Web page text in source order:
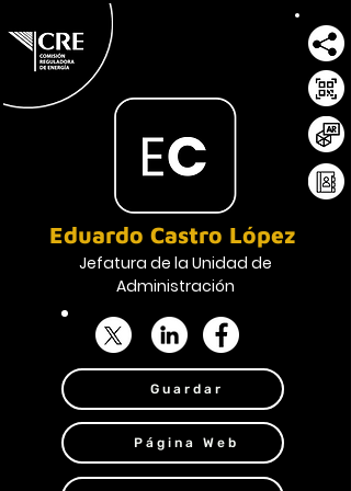
Eduardo Castro López
Jefatura de la Unidad de
Administración
Guardar
Página Web